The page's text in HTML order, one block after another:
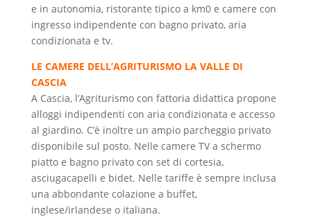
e in autonomia, ristorante tipico a km0 e camere con
ingresso indipendente con bagno privato, aria
condizionata e tv.
LE CAMERE DELL’AGRITURISMO LA VALLE DI
CASCIA
A Cascia, l’Agriturismo con fattoria didattica propone
alloggi indipendenti con aria condizionata e accesso
al giardino. C’è inoltre un ampio parcheggio privato
disponibile sul posto. Nelle camere TV a schermo
piatto e bagno privato con set di cortesia,
asciugacapelli e bidet. Nelle tariffe è sempre inclusa
una abbondante colazione a buffet,
inglese/irlandese o italiana.